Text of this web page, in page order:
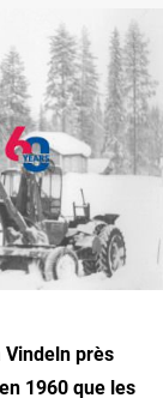
Vindeln près
1960 que les